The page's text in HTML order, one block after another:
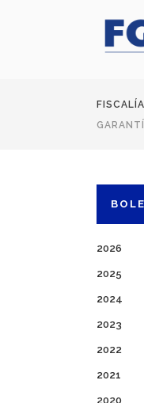
2026
2025
2024
2023
2022
2021
2020